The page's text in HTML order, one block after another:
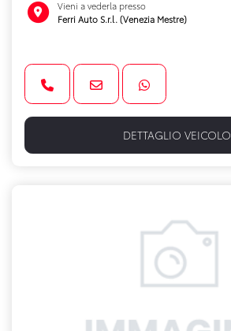
Vieni a vederla presso
Ferri Auto S.r.l. (Venezia Mestre)
DETTAGLIO VEICOLO